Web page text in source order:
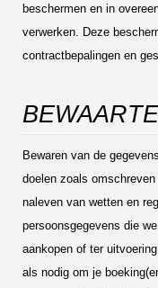
beschermen en in
verwerken. Deze
contractbepalingen en
Bewaren van de
doelen zoals
naleven van wetten en
persoonsgegevens die
aankopen of ter
als nodig om je